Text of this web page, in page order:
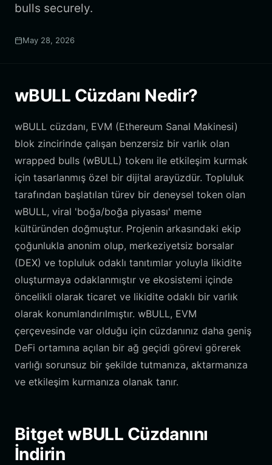
bulls securely.
May 28, 2026
wBULL Cüzdanı Nedir?
wBULL cüzdanı, EVM (Ethereum Sanal Makinesi)
blok zincirinde çalışan benzersiz bir varlık olan
wrapped bulls (wBULL) tokenı ile etkileşim kurmak
için tasarlanmış özel bir dijital arayüzdür. Topluluk
tarafından başlatılan türev bir deneysel token olan
wBULL, viral 'boğa/boğa piyasası' meme
kültüründen doğmuştur. Projenin arkasındaki ekip
çoğunlukla anonim olup, merkeziyetsiz borsalar
(DEX) ve topluluk odaklı tanıtımlar yoluyla likidite
oluşturmaya odaklanmıştır ve ekosistemi içinde
öncelikli olarak ticaret ve likidite odaklı bir varlık
olarak konumlandırılmıştır. wBULL, EVM
çerçevesinde var olduğu için cüzdanınız daha geniş
DeFi ortamına açılan bir ağ geçidi görevi görerek
varlığı sorunsuz bir şekilde tutmanıza, aktarmanıza
ve etkileşim kurmanıza olanak tanır.
Bitget wBULL Cüzdanını
İndirin